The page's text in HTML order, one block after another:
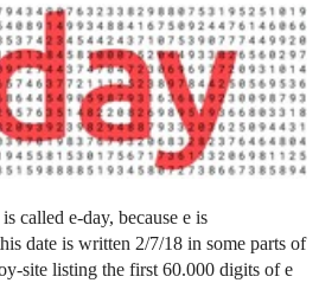
called e-day, because e is
date is written 2/7/18 in some parts of
site listing the first 60.000 digits of e